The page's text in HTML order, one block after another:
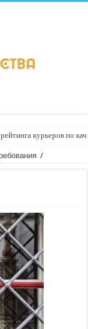
курьеров по
/